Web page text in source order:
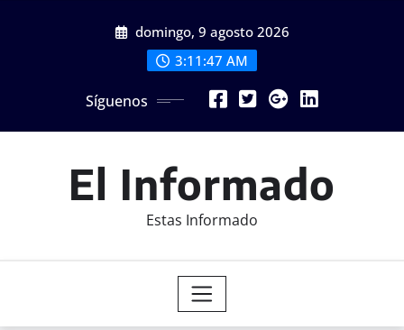
domingo, 9 agosto 2026
3:11:48 AM
Síguenos
El Informado
Estas Informado